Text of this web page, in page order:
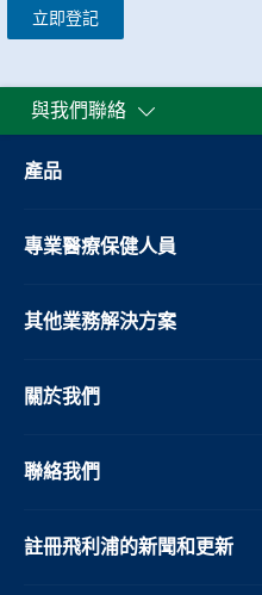
立即登記
與我們聯絡
產品
專業醫療保健人員
其他業務解決方案​
關於我們
聯絡我們
註冊飛利浦的新聞和更新